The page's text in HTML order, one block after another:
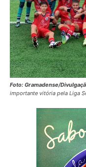
Foto: Gramadense/
importante vitória pela Liga